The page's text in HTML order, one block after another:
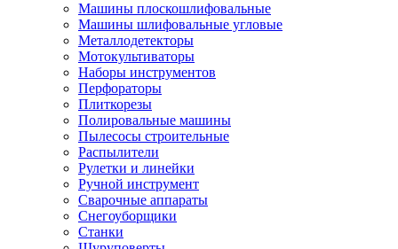
Машины плоскошлифовальные
Машины шлифовальные угловые
Металлодетекторы
Мотокультиваторы
Наборы инструментов
Перфораторы
Плиткорезы
Полировальные машины
Пылесосы строительные
Распылители
Рулетки и линейки
Ручной инструмент
Сварочные аппараты
Снегоуборщики
Станки